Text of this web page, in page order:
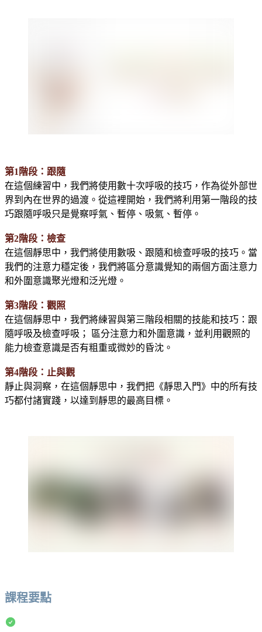
第1階段：跟隨
在這個練習中，我們將使用數十次呼吸的技巧，作為從外部世
界到內在世界的過渡。從這裡開始，我們將利用第一階段的技
巧跟隨呼吸只是覺察呼氣、暫停、吸氣、暫停。
第2階段：檢查
在這個靜思中，我們將使用數吸、跟隨和檢查呼吸的技巧。當
我們的注意力穩定後，我們將區分意識覺知的兩個方面注意力
和外圍意識聚光燈和泛光燈。
第3階段：觀照
在這個靜思中，我們將練習與第三階段相關的技能和技巧：跟
隨呼吸及檢查呼吸； 區分注意力和外圍意識，並利用觀照的
能力檢查意識是否有粗重或微妙的昏沈。
第4階段：止與觀
靜止與洞察，在這個靜思中，我們把《靜思入門》中的所有技
巧都付諸實踐，以達到靜思的最高目標。
課程要點